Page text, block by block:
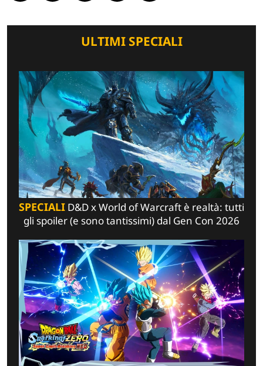
ULTIMI SPECIALI
SPECIALI D&D x World of Warcraft è realtà: tutti
gli spoiler (e sono tantissimi) dal Gen Con 2026